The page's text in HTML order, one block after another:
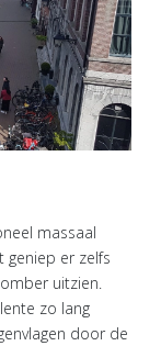
massaal
geniep er zelfs
uitzien.
zo lang
door de